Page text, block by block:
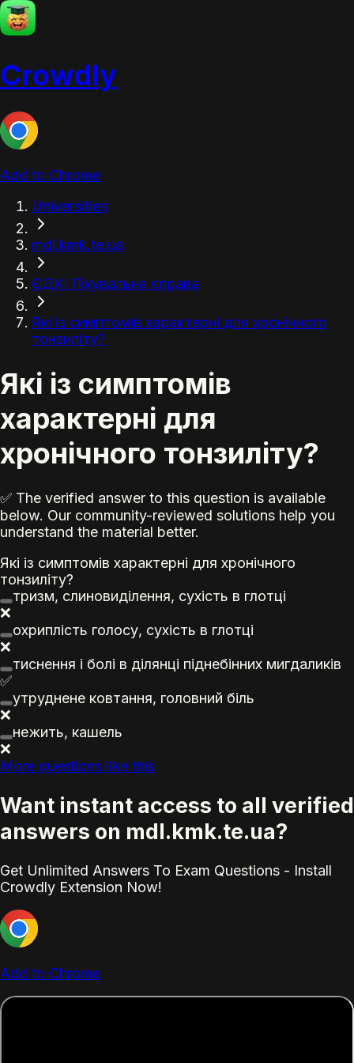
Crowdly
Add to Chrome
Universities
mdl.kmk.te.ua
ЄДКІ Лікувальна справа
Які із симптомів характерні для хронічного
тонзиліту?
Які із симптомів
характерні для
хронічного тонзиліту?
✅ The verified answer to this question is available
below. Our community-reviewed solutions help you
understand the material better.
Які із симптомів характерні для хронічного
тонзиліту?
тризм, слиновиділення, сухість в глотці
❌
охриплість голосу, сухість в глотці
❌
тиснення і болі в ділянці піднебінних мигдаликів
✅
утруднене ковтання, головний біль
❌
нежить, кашель
❌
More questions like this
Want instant access to all verified
answers on mdl.kmk.te.ua?
Get Unlimited Answers To Exam Questions - Install
Crowdly Extension Now!
Add to Chrome